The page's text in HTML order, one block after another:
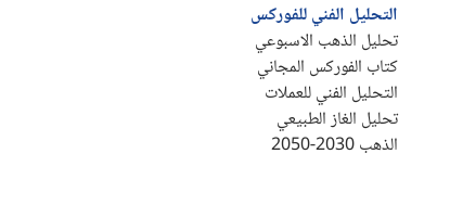
التحليل الفني للفوركس
تحليل الذهب الاسبوعي
كتاب الفوركس المجاني
التحليل الفني للعملات
تحليل الغاز الطبيعي
الذهب 2030-2050